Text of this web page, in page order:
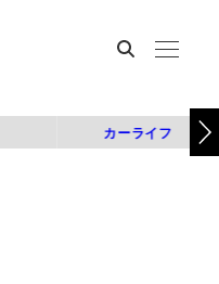
カーライフ